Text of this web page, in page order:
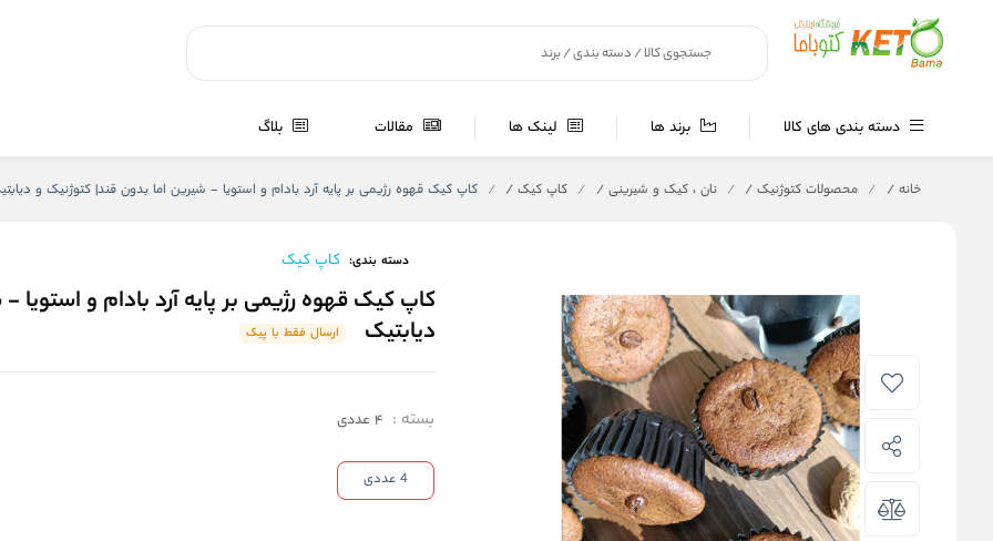
دسته بندی های کالا برند ها لینک ها مقالات بلاگ
خانه/ محصولات کتوژنیک / نان ، کیک و شیرینی/ کاپ کیک / کاپ کیک قهوه رژیمی بر پایه آرد بادام و استویا - شیرین اما بدون قند| کتوژنیک و
دسته بندی: کاپ کیک
کاپ کیک قهوه رژیمی بر پایه آرد بادام و
دیابتیک
ارسال فقط با پیک
بسته : 4 عددی
4 عددی